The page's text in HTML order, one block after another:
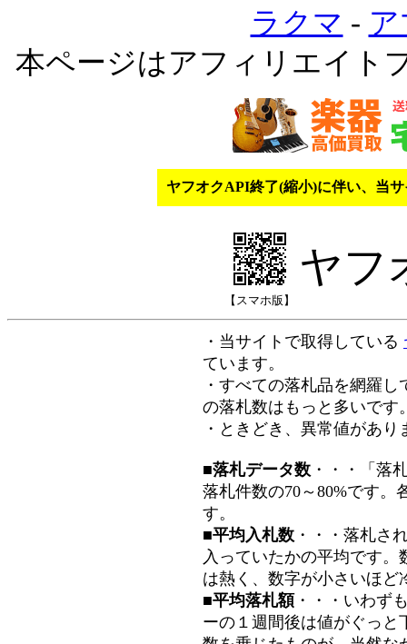
ラクマ -
本ページはアフィリエイト
ヤフオクAPI終了(縮小)に伴い、当
【スマホ版】
ヤフ
・当サイトで取得している
ています。
・すべての落札品を網羅
の落札数はもっと多いです
・ときどき、異常値があ
■落札データ数 ・・・「落
落札件数の70～80%です。
す。
■平均入札数 ・・・落札さ
入っていたかの平均です
は熱く、数字が小さいほど
■平均落札額 ・・・いわず
ーの１週間後は値がぐっと